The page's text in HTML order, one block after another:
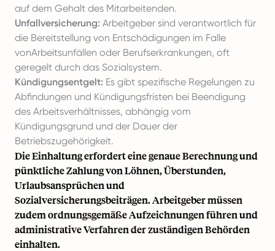
auf dem Gehalt des Mitarbeitenden.
Unfallversicherung: Arbeitgeber sind verantwortlich für
die Bereitstellung von Entschädigungen im Falle
vonArbeitsunfällen oder Berufserkrankungen, oft
geregelt durch das Sozialsystem.
Kündigungsentgelt: Es gibt spezifische Regelungen zu
Abfindungen und Kündigungsfristen bei Beendigung
des Arbeitsverhältnisses, abhängig vom
Kündigungsgrund und der Dauer der
Betriebszugehörigkeit.
Die Einhaltung erfordert eine genaue Berechnung und
pünktliche Zahlung von Löhnen, Überstunden,
Urlaubsansprüchen und
Sozialversicherungsbeiträgen. Arbeitgeber müssen
zudem ordnungsgemäße Aufzeichnungen führen und
administrative Verfahren der zuständigen Behörden
einhalten.